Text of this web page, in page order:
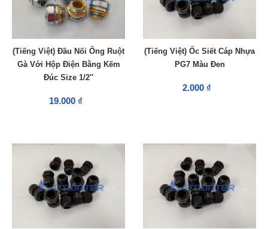
(Tiếng Việt) Đầu Nối Ống Ruột
Gà Với Hộp Điện Bằng Kẽm
Đúc Size 1/2″
19.000 ₫
(Tiếng Việt) Ốc Siết Cáp Nhựa
PG7 Màu Đen
2.000 ₫